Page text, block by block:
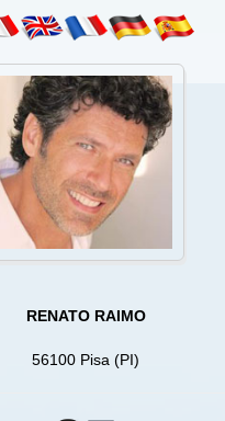
RENATO RAIMO
56100 Pisa (PI)